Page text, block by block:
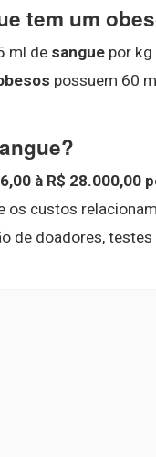
tem um
ml de sangue por
possuem 60
à R$ 28.000,00
os custos
de doadores,